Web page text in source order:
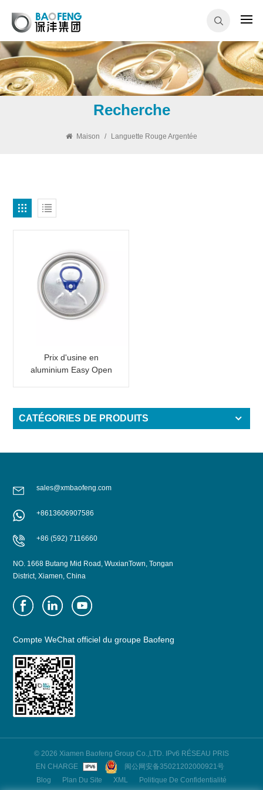
Recherche
Maison / Languette Rouge Argentée
Prix d'usine en
aluminium Easy Open
CATÉGORIES DE PRODUITS
sales@xmbaofeng.com
+8613606907586
+86 (592) 7116660
NO. 1668 Butang Mid Road, WuxianTown, Tongan
District, Xiamen, China
Compte WeChat officiel du groupe Baofeng
© 2026 Xiamen Baofeng Group Co.,LTD. IPv6 RÉSEAU PRIS
EN CHARGE
闽公网安备35021202000921号
Blog
Plan Du Site XML Politique De Confidentialité